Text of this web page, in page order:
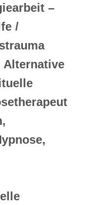
–
/
Alternative